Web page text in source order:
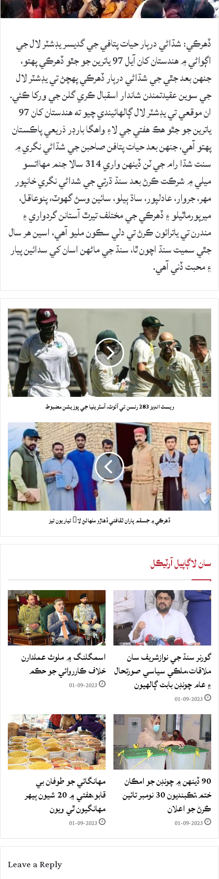
ڏهرڪي: شڌاڻي درٻار حيات پتافي جي گديسر يڊشٽر لال جي
اڳواڻي ۾ ھندستان کان آيل 97 ياترين جو جٿو ڏھرڪي پھتو،
جنهن بعد جٿي جي شڌاڻي درٻار ڏهرڪي پهچڻ تي يڊشٽر لال
جي سوين عقيدتمندن شاندار اسقبال ڪري گلن جي ورکا ڪئي.
ان موقعي تي يڊشٽر لال ڳالھائيندي چيو ته ھندستان کان 97
ياترين جو جٿو ھڪ ھفتي جي لاءِ واھگا بارڊر ذريعي پاڪستان
پھتو آھي، جنهن بعد حيات پتافن صاحبن جي شڌاڻي نگري ۾
سنت شڌا رام جي ٽن ڏينھن واري 314 سالا جنم مھااتسو
ميلي ۾ شرڪت ڪرڻ بعد سنڌ ڌرتي جي شداڻي نگري خانپور
مهر، جروار، عادلپور، ساڌ ٻيلو، سائين وسڻ گھوٽ، پنوعاقل،
ميرپورماٿيلو ۽ ڏھرڪي جي مختلف تيرٿ آستانن گردواري ۽
مندرن تي ياترائون ڪرڻ تي دلي سڪون مليو آھي، اسين ھر سال
جٿي سميت سنڌ اچون ٿا، سنڌ جي ماڻهن اسان کي سدائين پيار
۽ محبت ڏني آھي.
ويسٽ انڊيز 283 رنسن تي آئوٽ، آسٽريليا جي پوزيشن مضبوط
ڏهرڪي ۾ جسقم پاران ثقافتي ڏهاڙو ملهائڻ لا تياريون تيز
سان لاڳاپيل آرٽيڪل
گورنر سنڌ جي نوازشريف سان
ملاقات،ملڪي سياسي صورتحال
۽ عام چونڊن بابت ڳالهيون
01-09-2023
اسمگلنگ ۾ ملوث عملدارن
خلاف ڪارروائي جو حڪم
01-09-2023
90 ڏينهن ۾ چونڊن جو امڪان
ختم،تڪبنديون 30 نومبر تائين
ڪرڻ جو اعلان
01-09-2023
مهانگائي جو طوفان بي
قابو،هفتي ۾ 20 شيون ٻيهر
مهانگيون ٿي ويون
01-09-2023
Leave a Reply